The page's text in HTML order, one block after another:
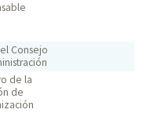
Consejo
de la
de